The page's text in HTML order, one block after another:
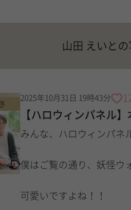
山田 えいと
2025年10月31日 19時43分
【ハロウィンパネル
みんな、ハロウィンパネ
僕はご覧の通り、妖怪ウ
可愛いですよね！！